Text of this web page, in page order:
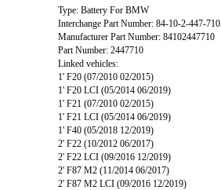
Type: Battery For BMW
Interchange Part Number: 84-10-2-447-710
Manufacturer Part Number: 84102447710
Part Number: 2447710
Linked vehicles:
1' F20 (07/2010 02/2015)
1' F20 LCI (05/2014 06/2019)
1' F21 (07/2010 02/2015)
1' F21 LCI (05/2014 06/2019)
1' F40 (05/2018 12/2019)
2' F22 (10/2012 06/2017)
2' F22 LCI (09/2016 12/2019)
2' F87 M2 (11/2014 06/2017)
2' F87 M2 LCI (09/2016 12/2019)